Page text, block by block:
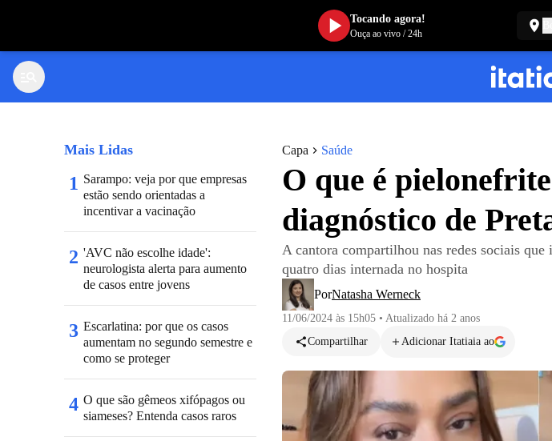
Capa Saúde
O que é
diagnóstico de
A cantora compartilhou nas redes sociais
quatro dias internada no hospita
PorNatasha Werneck
11/06/2024 às 15h05 • Atualizado há 2 anos
Compartilhar
Adicionar Itatiaia ao
Mais Lidas
1 Sarampo: veja por que empresas
estão sendo orientadas a
incentivar a vacinação
2 'AVC não escolhe idade':
neurologista alerta para aumento
de casos entre jovens
3 Escarlatina: por que os casos
aumentam no segundo semestre e
como se proteger
4 O que são gêmeos xifópagos ou
siameses? Entenda casos raros
Tocando agora!
Ouça ao vivo/24h